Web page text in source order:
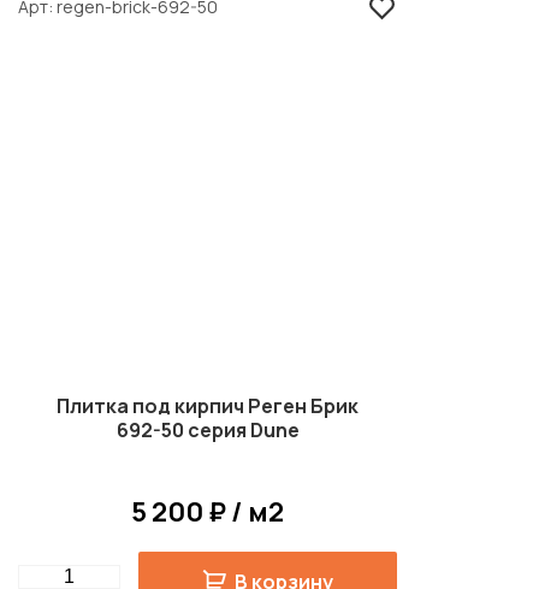
Арт regen-brick-692-50
Плитка под кирпич Реген Брик
692-50 серия Dune
5 200 ₽ / м2
Quantity В корзину